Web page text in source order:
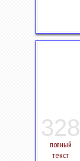
328
полный
текст